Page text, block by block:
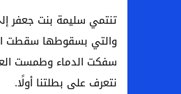
تنتمي سليمة بنت جعفر
والتي بسقوطها سقطت
سفكت الدماء وطمست
نتعرف على بطلتنا أولًا.